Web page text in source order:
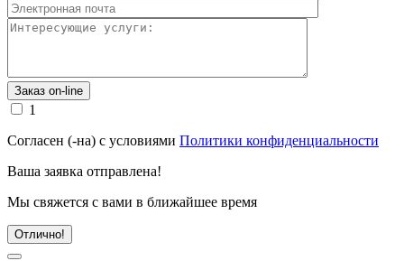
1
Согласен (-на) с условиями Политики конфиденциальности
Ваша заявка отправлена!
Мы свяжется с вами в ближайшее время
Отлично!